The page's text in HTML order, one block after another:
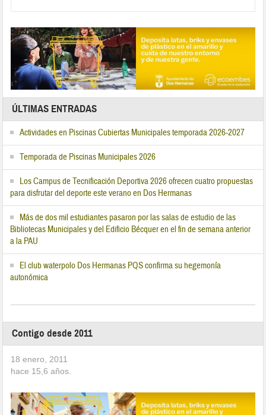
ÚLTIMAS ENTRADAS
Actividades en Piscinas Cubiertas Municipales temporada 2026-2027
Temporada de Piscinas Municipales 2026
Los Campus de Tecnificación Deportiva 2026 ofrecen cuatro propuestas
para disfrutar del deporte este verano en Dos Hermanas
Más de dos mil estudiantes pasaron por las salas de estudio de las
Bibliotecas Municipales y del Edificio Bécquer en el fin de semana anterior
a la PAU
El club waterpolo Dos Hermanas PQS confirma su hegemonía
autonómica
Contigo desde 2011
18 enero, 2011
hace 15,6 años.